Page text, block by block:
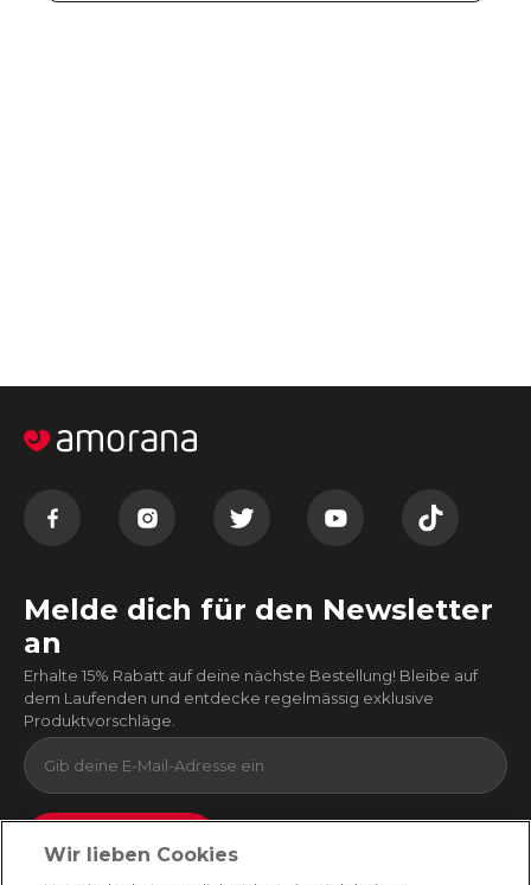
Melde dich für den Newsletter
an
Erhalte 15% Rabatt auf deine nächste Bestellung! Bleibe auf
dem Laufenden und entdecke regelmässig exklusive
Produktvorschläge.
Absenden
Du kannst dich jederzeit von unserem Newsletter abmelden. Indem du fortfährst, stimmst
Wir lieben Cookies